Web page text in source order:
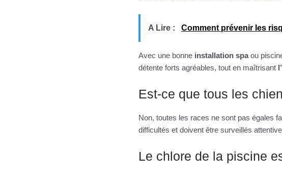
A Lire : Comment prévenir les
Avec une bonne installation spaou
détente forts agréables, tout en maîtrisant
Est-ce que tous les
Non, toutes les races ne sont pas égales
difficultés et doivent être surveillés
Le chlore de la piscine